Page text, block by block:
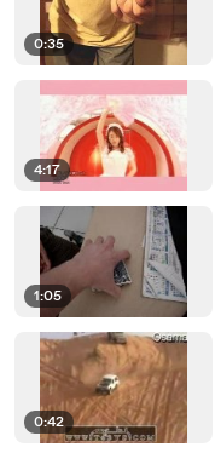
0:35
4:17
1:05
0:42